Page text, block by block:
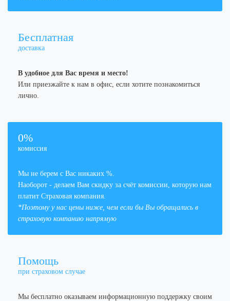
Бесплатная
доставка
В удобное для Вас время и место!
Или приезжайте к нам в офис, если хотите познакомиться
лично.
0%
комиссия
Мы не берем с Вас никаких %.
Наоборот - делаем Вам скидку за счёт комиссии, которую нам
платит Страховая компания.
*Поэтому у нас цены ниже, чем если бы Вы обращались в
страховую компанию напрямую
Помощь
при страховом случае
Мы бесплатно оказываем информационную поддержку своим